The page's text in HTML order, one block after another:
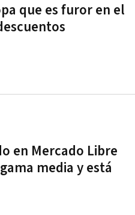
que es furor en el
en Mercado Libre
media y está